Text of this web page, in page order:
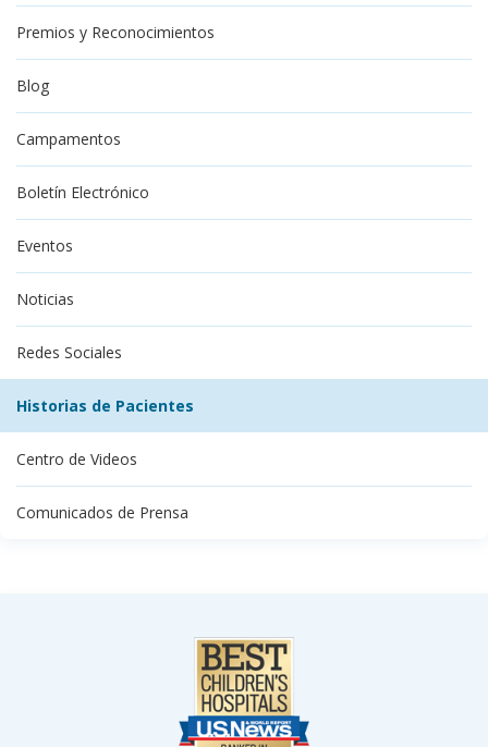
Premios y Reconocimientos
Blog
Campamentos
Boletín Electrónico
Eventos
Noticias
Redes Sociales
Historias de Pacientes
Centro de Videos
Comunicados de Prensa